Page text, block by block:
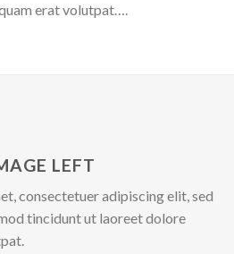
erat volutpat….
LEFT
consectetuer adipiscing elit, sed
tincidunt ut laoreet dolore